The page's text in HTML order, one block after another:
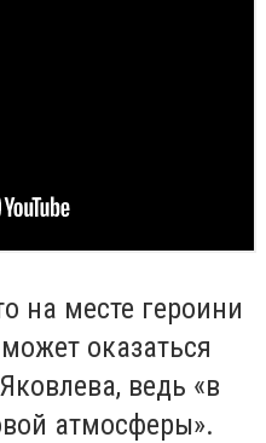
на месте героини
оказаться
ведь «в
атмосферы».